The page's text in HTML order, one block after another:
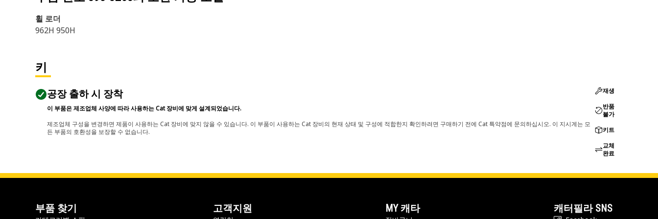
휠 로더
962H 950H
키
공장 출하 시 장착
이 부품은 제조업체 사양에 따라 사용하는 Cat 장비에 맞게 설계되었습니다.
제조업체 구성을 변경하면 제품이 사용하는 Cat 장비에 맞지 않을 수 있습니다. 이 부품이 사용하는 Cat 장비의 현재 상태 및 구성에 적합한지 확인하려면 구매하기 전에 Cat 특약점에 문의하십시오. 이 지시계는 모
든 부품의 호환성을 보장할 수 없습니다.
재생
반품
불가
키트
교체
완료
부품 찾기 고객지원 MY 캐타 캐터필라 SNS